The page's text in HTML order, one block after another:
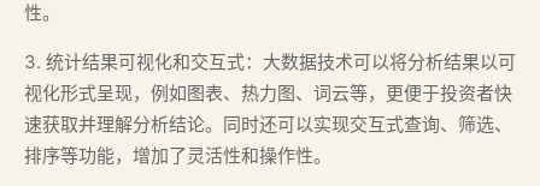
性。
3. 统计结果可视化和交互式：大数据技术可以将分析结果以可
视化形式呈现，例如图表、热力图、词云等，更便于投资者快
速获取并理解分析结论。同时还可以实现交互式查询、筛选、
排序等功能，增加了灵活性和操作性。